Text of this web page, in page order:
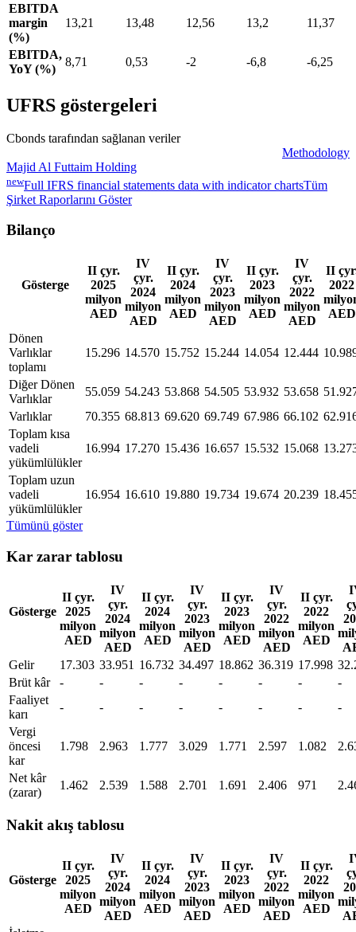
EBITDA
margin
(%)
13,21 13,48 12,56 13,2 11,37
EBITDA,
YoY (%)
8,71 0,53 -2 -6,8 -6,25
UFRS göstergeleri
Cbonds tarafından sağlanan veriler
Methodology
Majid Al Futtaim Holding
newFull IFRS financial statements data with indicator chartsTüm
Şirket Raporlarını Göster
Bilanço
Gösterge
II çyr.
2025
milyon
AED
IV
çyr.
2024
milyon
AED
II çyr.
2024
milyon
AED
IV
çyr.
2023
milyon
AED
II çyr.
2023
milyon
AED
IV
çyr.
2022
milyon
AED
II
2022
AED
Dönen
Varlıklar
toplamı
15.296 14.570 15.752 15.244 14.054 12.444
Diğer Dönen
Varlıklar
55.059 54.243 53.868 54.505 53.932 53.658
Varlıklar
70.355 68.813 69.620 69.749 67.986 66.102
Toplam kısa
vadeli
yükümlülükler
16.994 17.270 15.436 16.657 15.532 15.068
Toplam uzun
vadeli
yükümlülükler
16.954 16.610 19.880 19.734 19.674 20.239
Tümünü göster
Kar zarar tablosu
Gösterge
II çyr.
2025
milyon
AED
IV
çyr.
2024
milyon
AED
II çyr.
2024
milyon
AED
IV
çyr.
2023
milyon
AED
II çyr.
2023
milyon
AED
IV
çyr.
2022
milyon
AED
II çyr.
2022
milyon
AED
Gelir
17.303 33.951 16.732 34.497 18.862 36.319 17.998
Brüt kâr
- - - - - - -
-
Faaliyet
karı
- - - - - - -
-
Vergi
öncesi
kar
1.798 2.963 1.777 3.029 1.771 2.597 1.082
Net kâr
(zarar)
1.462 2.539 1.588 2.701 1.691 2.406 971
Nakit akış tablosu
Gösterge
II çyr.
2025
milyon
AED
IV
çyr.
2024
milyon
AED
II çyr.
2024
milyon
AED
IV
çyr.
2023
milyon
AED
II çyr.
2023
milyon
AED
IV
çyr.
2022
milyon
AED
II çyr.
2022
milyon
AED